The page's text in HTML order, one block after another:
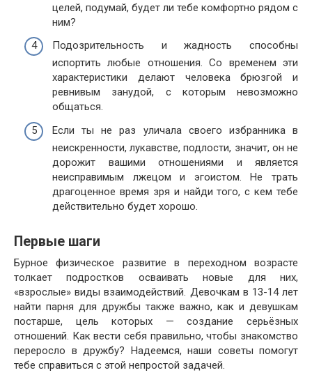
целей, подумай, будет ли тебе комфортно рядом с
ним?
Подозрительность и жадность способны
испортить любые отношения. Со временем эти
характеристики делают человека брюзгой и
ревнивым занудой, с которым невозможно
общаться.
Если ты не раз уличала своего избранника в
неискренности, лукавстве, подлости, значит, он не
дорожит вашими отношениями и является
неисправимым лжецом и эгоистом. Не трать
драгоценное время зря и найди того, с кем тебе
действительно будет хорошо.
Первые шаги
Бурное физическое развитие в переходном возрасте
толкает подростков осваивать новые для них,
«взрослые» виды взаимодействий. Девочкам в 13-14 лет
найти парня для дружбы также важно, как и девушкам
постарше, цель которых — создание серьёзных
отношений. Как вести себя правильно, чтобы знакомство
переросло в дружбу? Надеемся, наши советы помогут
тебе справиться с этой непростой задачей.